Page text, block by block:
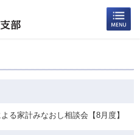
る家計みなおし相談会【8月度】